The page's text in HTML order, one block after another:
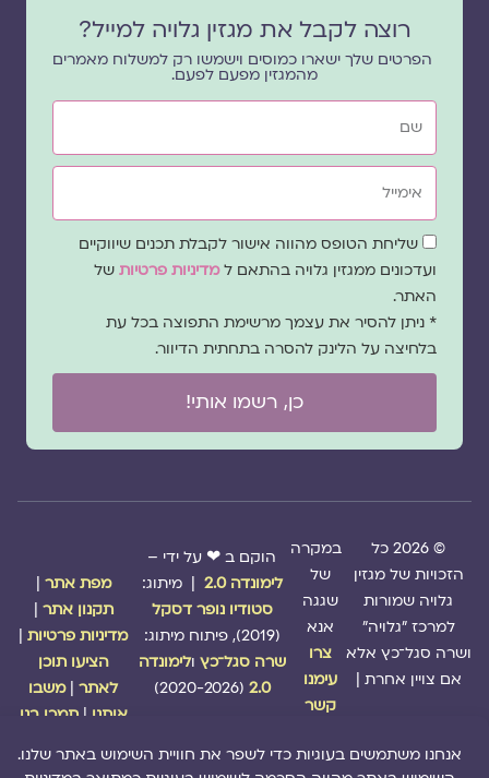
רוצה לקבל את מגזין גלויה למייל?
הפרטים שלך ישארו כמוסים וישמשו רק למשלוח מאמרים
מהמגזין מפעם לפעם.
שם
אימייל
שדה
הסכמה
שליחת הטופס מהווה אישור לקבלת תכנים שיווקיים
ועדכונים ממגזין גלויה בהתאם ל מדיניות פרטיותשל
האתר.
* ניתן להסיר את עצמך מרשימת התפוצה בכל עת
בלחיצה על הלינק להסרה בתחתית הדיוור.
כן, רשמו אותי!
© 2026 כל
הזכויות של מגזין
גלויה שמורות
למרכז "גלויה"
ושרה סגל־כץ אלא
אם צויין אחרת |
במקרה
של
שגגה
אנא
צרו
עימנו
קשר
הוקם ב ❤ על ידי –
לימונדה 2.0
| מיתוג:
סטודיו נופר דסקל
שרה סגל־כץולימונדה
2.0
(2020-2026)
מפת אתר|
תקנון אתר|
מדיניות פרטיות|
הציעו תוכן
לאתר| משבו
אותנו| תמכו בנו